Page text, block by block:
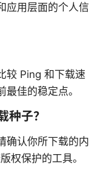
应用层面的个人信
较 Ping 和下载速
佳的稳定点。
种子？
确认你所下载的内
权保护的工具。